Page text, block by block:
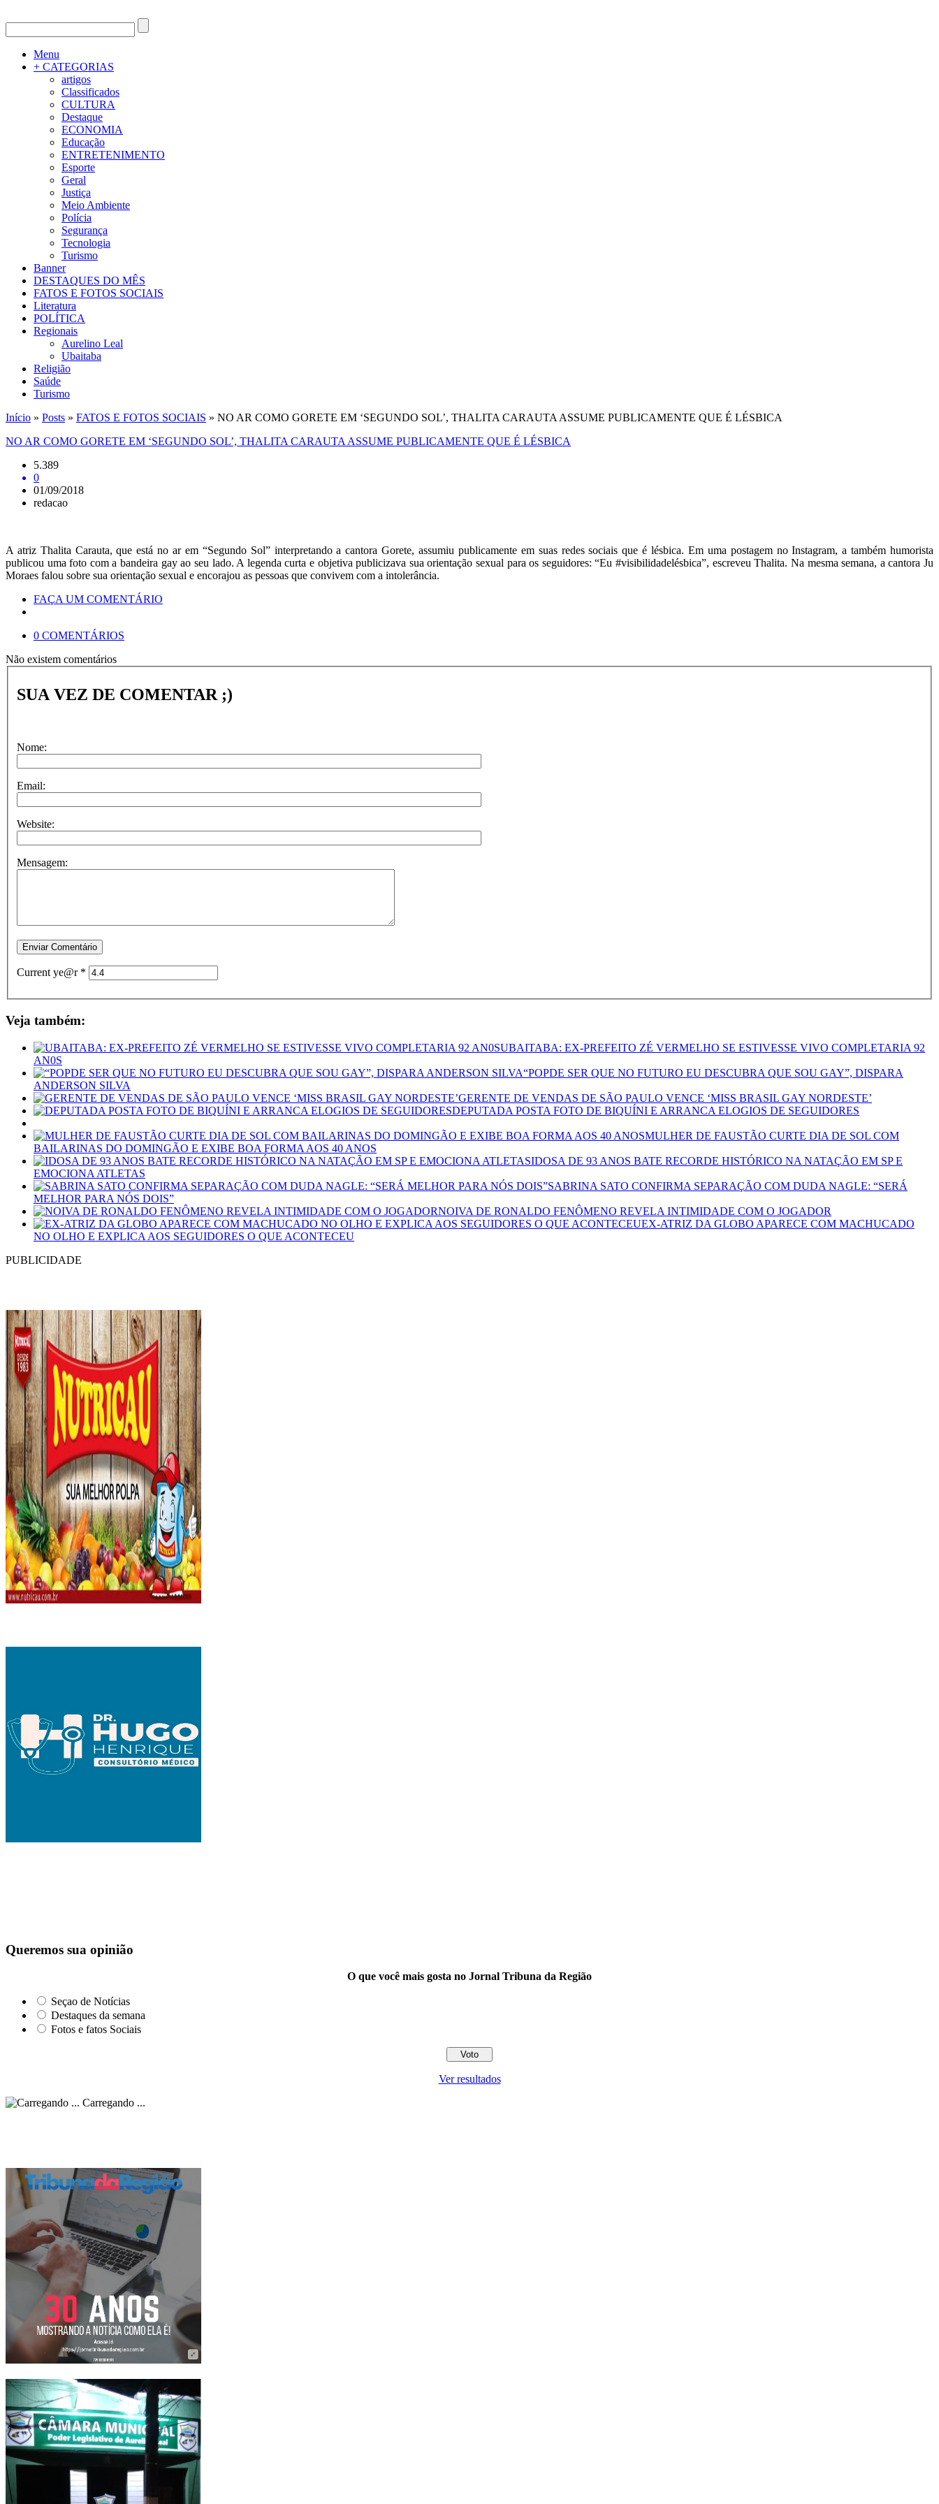
Menu
+ CATEGORIAS
artigos
Classificados
CULTURA
Destaque
ECONOMIA
Educação
ENTRETENIMENTO
Esporte
Geral
Justiça
Meio Ambiente
Polícia
Segurança
Tecnologia
Turismo
Banner
DESTAQUES DO MÊS
FATOS E FOTOS SOCIAIS
Literatura
POLÍTICA
Regionais
Aurelino Leal
Ubaitaba
Religião
Saúde
Turismo
Início » Posts » FATOS E FOTOS SOCIAIS » NO AR COMO GORETE EM ‘SEGUNDO SOL’, THALITA CARAUTA ASSUME PUBLICAMENTE QUE É LÉSBICA
NO AR COMO GORETE EM ‘SEGUNDO SOL’, THALITA CARAUTA ASSUME PUBLICAMENTE QUE É LÉSBICA
5.389
0
01/09/2018
redacao
A atriz Thalita Carauta, que está no ar em “Segundo Sol” interpretando a cantora Gorete, assumiu publicamente em suas redes sociais que é lésbica. Em uma postagem no Instagram, a também humorista
publicou uma foto com a bandeira gay ao seu lado. A legenda curta e objetiva publicizava sua orientação sexual para os seguidores: “Eu #visibilidadelésbica”, escreveu Thalita. Na mesma semana, a cantora Ju
Moraes falou sobre sua orientação sexual e encorajou as pessoas que convivem com a intolerância.
FAÇA UM COMENTÁRIO
0 COMENTÁRIOS
Não existem comentários
SUA VEZ DE COMENTAR ;)
Nome:
Email:
Website:
Mensagem:
Current ye@r *
Veja também:
UBAITABA: EX-PREFEITO ZÉ VERMELHO SE ESTIVESSE VIVO COMPLETARIA 92
AN0S
“POPDE SER QUE NO FUTURO EU DESCUBRA QUE SOU GAY”, DISPARA
ANDERSON SILVA
GERENTE DE VENDAS DE SÃO PAULO VENCE ‘MISS BRASIL GAY NORDESTE’
DEPUTADA POSTA FOTO DE BIQUÍNI E ARRANCA ELOGIOS DE SEGUIDORES
MULHER DE FAUSTÃO CURTE DIA DE SOL COM
BAILARINAS DO DOMINGÃO E EXIBE BOA FORMA AOS 40 ANOS
IDOSA DE 93 ANOS BATE RECORDE HISTÓRICO NA NATAÇÃO EM SP E
EMOCIONA ATLETAS
SABRINA SATO CONFIRMA SEPARAÇÃO COM DUDA NAGLE: “SERÁ
MELHOR PARA NÓS DOIS”
NOIVA DE RONALDO FENÔMENO REVELA INTIMIDADE COM O JOGADOR
EX-ATRIZ DA GLOBO APARECE COM MACHUCADO
NO OLHO E EXPLICA AOS SEGUIDORES O QUE ACONTECEU
PUBLICIDADE
Queremos sua opinião
O que você mais gosta no Jornal Tribuna da Região
Seçao de Notícias
Destaques da semana
Fotos e fatos Sociais
Ver resultados
Carregando ...